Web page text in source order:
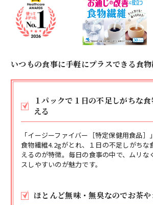
いつもの食事に手軽にプラスできる食
１パックで１日の不足しがちな
える
「イージーファイバー［特定保健用食品
食物繊維4.2gがとれ、１日の不足しがちな
えるのが特徴。毎日の食事の中で、ムリな
スしやすいのが魅力です。
ほとんど無味・無臭なのでお茶